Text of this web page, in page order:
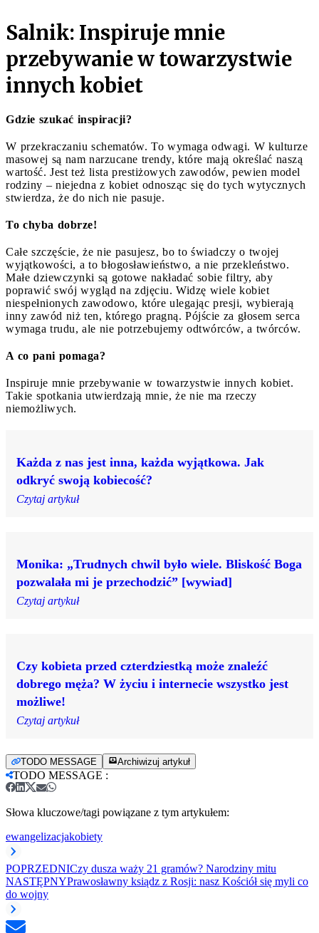
Salnik: Inspiruje mnie
przebywanie w towarzystwie
innych kobiet
Gdzie szukać inspiracji?
W przekraczaniu schematów. To wymaga odwagi. W kulturze
masowej są nam narzucane trendy, które mają określać naszą
wartość. Jest też lista prestiżowych zawodów, pewien model
rodziny – niejedna z kobiet odnosząc się do tych wytycznych
stwierdza, że do nich nie pasuje.
To chyba dobrze!
Całe szczęście, że nie pasujesz, bo to świadczy o twojej
wyjątkowości, a to błogosławieństwo, a nie przekleństwo.
Małe dziewczynki są gotowe nakładać sobie filtry, aby
poprawić swój wygląd na zdjęciu. Widzę wiele kobiet
niespełnionych zawodowo, które ulegając presji, wybierają
inny zawód niż ten, którego pragną. Pójście za głosem serca
wymaga trudu, ale nie potrzebujemy odtwórców, a twórców.
A co pani pomaga?
Inspiruje mnie przebywanie w towarzystwie innych kobiet.
Takie spotkania utwierdzają mnie, że nie ma rzeczy
niemożliwych.
Każda z nas jest inna, każda wyjątkowa. Jak
odkryć swoją kobiecość?
Czytaj artykuł
Monika: „Trudnych chwil było wiele. Bliskość Boga
pozwalała mi je przechodzić” [wywiad]
Czytaj artykuł
Czy kobieta przed czterdziestką może znaleźć
dobrego męża? W życiu i internecie wszystko jest
możliwe!
Czytaj artykuł
TODO MESSAGE Archiwizuj artykuł
TODO MESSAGE :
Słowa kluczowe/tagi powiązane z tym artykułem:
ewangelizacjakobiety
POPRZEDNICzy dusza waży 21 gramów? Narodziny mitu
NASTĘPNYPrawosławny ksiądz z Rosji: nasz Kościół się myli co
do wojny